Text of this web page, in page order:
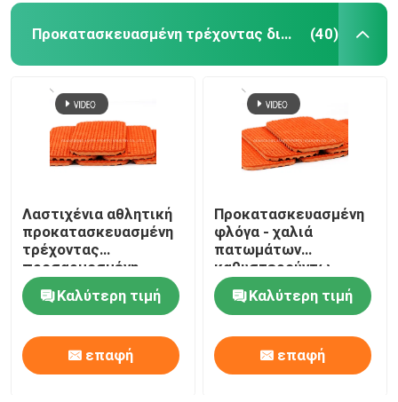
Προκατασκευασμένη τρέχοντας διαδρομή (40)
Λαστιχένια αθλητική
προκατασκευασμένη
τρέχοντας
προσαρμοσμένη
διαδρομή φλόγα -
καθυστερών
Καλύτερη τιμή
επαφή
Προκατασκευασμένη
φλόγα - χαλιά
πατωμάτων
καθυστερούντω,
υπαίθρια χρήση
διαδρόμων
επιφανειών
διαδρομής
Καλύτερη τιμή
επαφή